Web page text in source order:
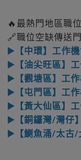
🔥最熱門地區職
🔗職位空缺傳送
▶️【中環】工作
▶️【油尖旺區】
▶️【觀塘區】工
▶️【屯門區】工
▶️【黃大仙區】
▶️【銅鑼灣/灣仔
▶️【鰂魚涌/太古/